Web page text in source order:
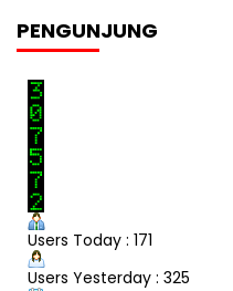
PENGUNJUNG
Users Today : 171
Users Yesterday : 325